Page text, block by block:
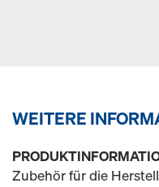
WEITERE
Zubehör für die